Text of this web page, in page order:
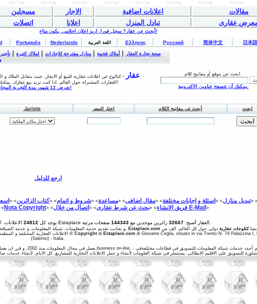
مسجلين الاجار اعلانات اضافية
مقالات
اتصلات اعلانا تبادل المنزل عقارى
أبحث عن عقار? سجل فورا, اريد اعلان احلامى, يكون متاح!
Português Nederlands اللغة العربية Ελληνας Русский 简体中文 日本語
صحة تجارة العقار | أملاك فخمة| منازل مفترحة للاجازات| املاك كثيرة|
ESTAPLACE.COM عقار -كتالوج عن اعلانات عقارية للبيع أو الايجار, حيث يتقابل الملاك
الغقارات المشتراة حول العالم. اذا كنت تريد بيع عقارك, يمكنك ان تدخل اعلانك فى ثوانى, اذا كنت مشترى, يمكنك البحث فى اغلاناتك لتجد منزل احلامك!
نعرض 12 شهور مدة التجربة المجانية للبائعين, وكلاى وعملاء عقاريين! - جرب فورا!
ابحث عن موقع أو مفاتيح كلام.
يمكنك أن تتصفح عناوين الاكترونية.
اختارsite اختار السعر أبحث عن مفاتيح الكلام ابحث
ارجع للدليل
>تبديل منازل> < اسئلة و اجابات مختلفة> <مقال اضافى> <مساعدة> <شروط و اتمام> <كتاب الزائرين> <
<Nota Copyright> < فريق الانشاء> <بحث عن شرط عقارى> < اتصال من خلال E-Mail >
] يوجد كل 24812 الاعلانات. المرور على Estaplace العقار أصبح:32667 زائرين موحدين مع144343
i, هو عنوان الاكترونى للتقديم الخدمات, لشبكة معلومات Giovanin Ceglia, و بجانب تقديم خدمة المعلومات, شبكة المعلومات, و خدمة الضيافة, Estaplace.com كتلوجات عقاريةدولى حول كل العالم, الف من
© Copyrightdi Estaplace.comdi Giovanni Ceglia, situato in via Trento N. 74 Palazzina I,
(Salerno) - Italia.